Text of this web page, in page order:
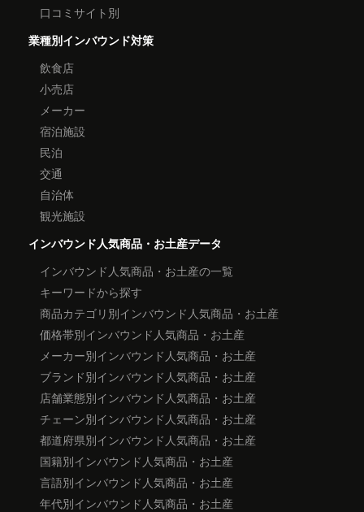
口コミサイト別
業種別インバウンド対策
飲食店
小売店
メーカー
宿泊施設
民泊
交通
自治体
観光施設
インバウンド人気商品・お土産データ
インバウンド人気商品・お土産の一覧
キーワードから探す
商品カテゴリ別インバウンド人気商品・お土産
価格帯別インバウンド人気商品・お土産
メーカー別インバウンド人気商品・お土産
ブランド別インバウンド人気商品・お土産
店舗業態別インバウンド人気商品・お土産
チェーン別インバウンド人気商品・お土産
都道府県別インバウンド人気商品・お土産
国籍別インバウンド人気商品・お土産
言語別インバウンド人気商品・お土産
年代別インバウンド人気商品・お土産